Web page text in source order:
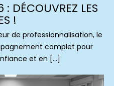
DÉCOUVREZ LES
!
de professionnalisation, le
complet pour
et en […]